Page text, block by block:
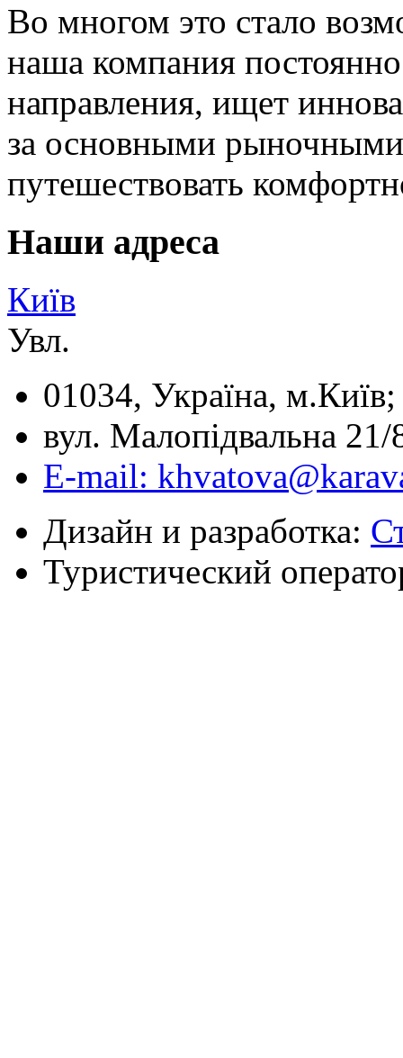
Во многом это стало
наша компания
направления, ищет
за основными
путешествовать
Наши адреса
Київ
Увл.
01034, Україна, м.Київ;
вул. Малопідвальна 21/
E-mail:
Дизайн и разработка:
Туристический